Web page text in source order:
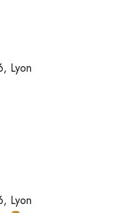
Lyon
Lyon